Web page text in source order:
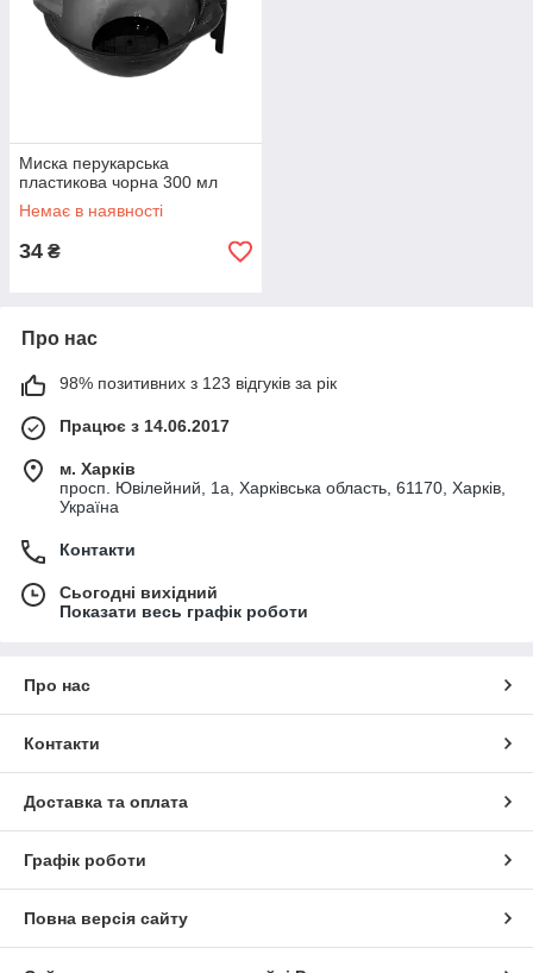
Миска перукарська
пластикова чорна 300 мл
Немає в наявності
34 ₴
Про нас
98% позитивних з 123 відгуків за рік
Працює з 14.06.2017
м. Харків
просп. Ювілейний, 1а, Харківська область, 61170, Харків,
Україна
Контакти
Сьогодні вихідний
Показати весь графік роботи
Про нас
Контакти
Доставка та оплата
Графік роботи
Повна версія сайту